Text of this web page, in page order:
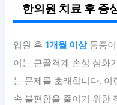
한의원 치료 후 증
입원 후1개월 이상통증
이는 근골격계 손상 심화
는 문제를 초래합니다.
속 불편함을 줄이기 위한